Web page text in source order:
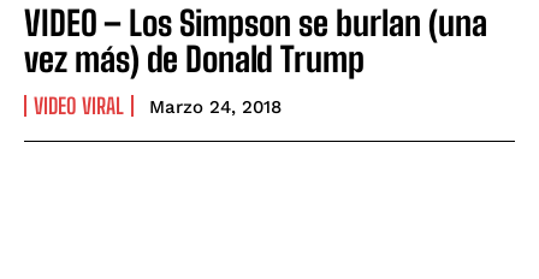
VIDEO – Los Simpson se burlan (una
vez más) de Donald Trump
VIDEO VIRAL Marzo 24, 2018